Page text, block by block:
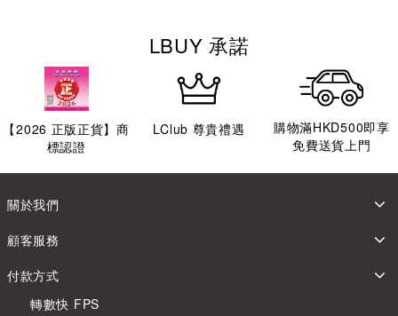
LBUY 承諾
【2026 正版正貨】商
標認證
LClub 尊貴禮遇
購物滿HKD500即享
免費送貨上門
關於我們
顧客服務
付款方式
轉數快 FPS